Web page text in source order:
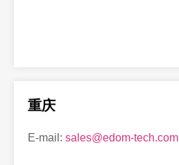
重庆
E-mail: sales@edom-tech.com